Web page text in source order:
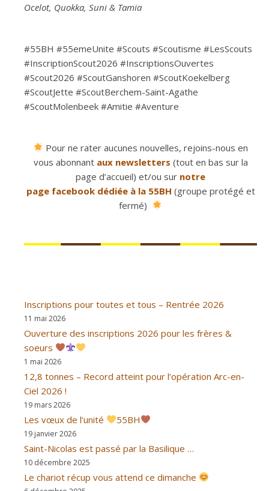
Ocelot, Quokka, Suni & Tamia
#55BH #55emeUnite #Scouts #Scoutisme #LesScouts
#InscriptionScout2026 #InscriptionsOuvertes
#Scout2026 #ScoutGanshoren #ScoutKoekelberg
#ScoutJette #ScoutBerchem-Saint-Agathe
#ScoutMolenbeek #Amitie #Aventure
Pour ne rater aucunes nouvelles, rejoins-nous en
vous abonnant aux newsletters (tout en bas sur la
page d’accueil) et/ou sur notre
page facebook dédiée à la 55BH (groupe protégé et
fermé)
Inscriptions pour toutes et tous – Rentrée 2026
11 mai 2026
Ouverture des inscriptions 2026 pour les frères &
soeurs
1 mai 2026
12,8 tonnes – Record atteint pour l’opération Arc-en-
Ciel 2026 !
19 mars 2026
Les vœux de l’unité 55BH
19 janvier 2026
Saint-Nicolas est passé par la Basilique …
10 décembre 2025
Le chariot récup vous attend ce dimanche